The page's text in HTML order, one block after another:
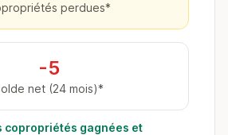
perdues*
-5
net (24 mois)*
copropriétés gagnées et